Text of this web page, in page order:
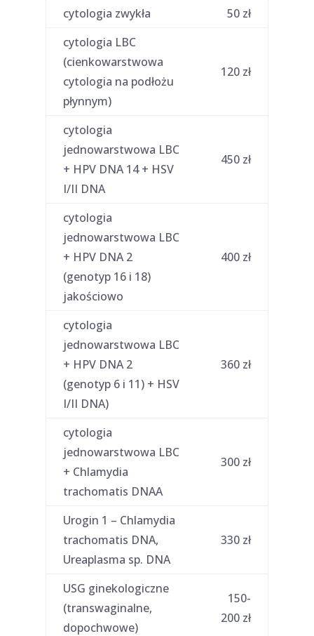
cytologia zwykła
50 zł
cytologia LBC
(cienkowarstwowa
cytologia na podłożu
płynnym)
120 zł
cytologia
jednowarstwowa LBC
+ HPV DNA 14 + HSV
I/II DNA
450 zł
cytologia
jednowarstwowa LBC
+ HPV DNA 2
(genotyp 16 i 18)
jakościowo
400 zł
cytologia
jednowarstwowa LBC
+ HPV DNA 2
(genotyp 6 i 11) + HSV
I/II DNA)
360 zł
cytologia
jednowarstwowa LBC
+ Chlamydia
trachomatis DNAA
300 zł
Urogin 1 – Chlamydia
trachomatis DNA,
Ureaplasma sp. DNA
330 zł
USG ginekologiczne
(transwaginalne,
dopochwowe)
150-
200 zł